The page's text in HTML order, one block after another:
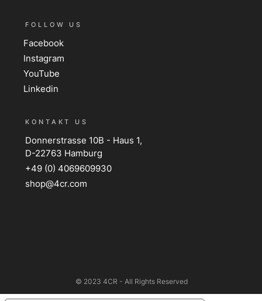
FOLLOW US
Facebook
Instagram
YouTube
Linkedin
KONTAKT US
Donnerstrasse 10B - Haus 1,
D-22763 Hamburg
+49 (0) 4069609930
shop@4cr.com
© 2023 4CR - All Rights Reserved